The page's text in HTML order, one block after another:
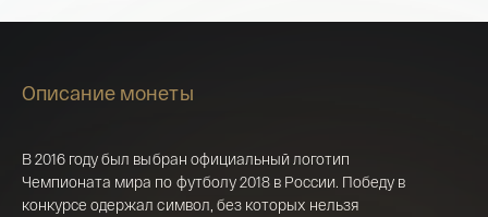
Описание монеты
В 2016 году был выбран официальный логотип
Чемпионата мира по футболу 2018 в России. Победу в
конкурсе одержал символ, без которых нельзя